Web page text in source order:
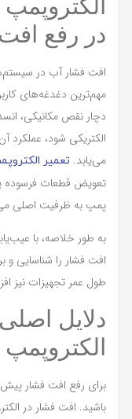
در رفع
افت فشار آب در
مهم‌ترین دغدغه‌های
دچار نقص مکانیکی،
الکتریکی شود،
می‌یابد. تعمیر
تعویض قطعات فرسوده
پمپ به ظرفیت اصلی
به طور خلاصه، با
افت فشار را شناسایی و
طول عمر تجهیزات نیز
دلایل
برای رفع افت فشار پیش
باشید. افت فشار در